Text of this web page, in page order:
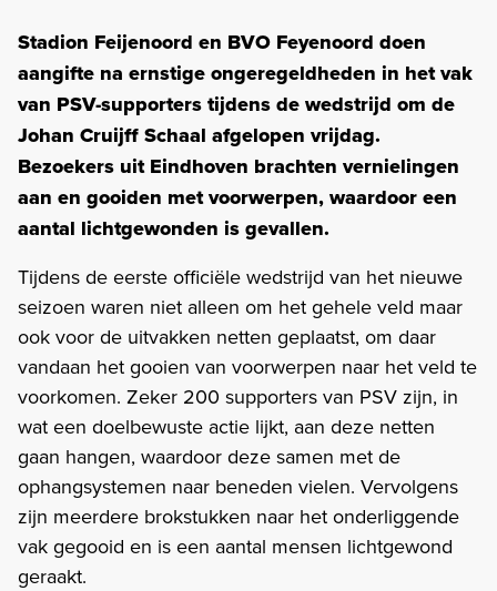
Stadion Feijenoord en BVO Feyenoord doen
aangifte na ernstige ongeregeldheden in het vak
van PSV-supporters tijdens de wedstrijd om de
Johan Cruijff Schaal afgelopen vrijdag.
Bezoekers uit Eindhoven brachten vernielingen
aan en gooiden met voorwerpen, waardoor een
aantal lichtgewonden is gevallen.
Tijdens de eerste officiële wedstrijd van het nieuwe
seizoen waren niet alleen om het gehele veld maar
ook voor de uitvakken netten geplaatst, om daar
vandaan het gooien van voorwerpen naar het veld te
voorkomen. Zeker 200 supporters van PSV zijn, in
wat een doelbewuste actie lijkt, aan deze netten
gaan hangen, waardoor deze samen met de
ophangsystemen naar beneden vielen. Vervolgens
zijn meerdere brokstukken naar het onderliggende
vak gegooid en is een aantal mensen lichtgewond
geraakt.